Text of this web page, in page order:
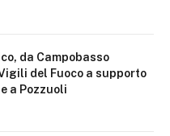
da Campobasso
del Fuoco a supporto
a Pozzuoli